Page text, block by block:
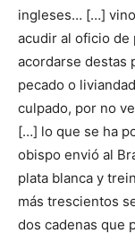
ingleses… […]
acudir al oficio de
acordarse destas
pecado o
culpado, por no
[…] lo que se ha
obispo envió al
plata blanca y
más trescientos
dos cadenas que